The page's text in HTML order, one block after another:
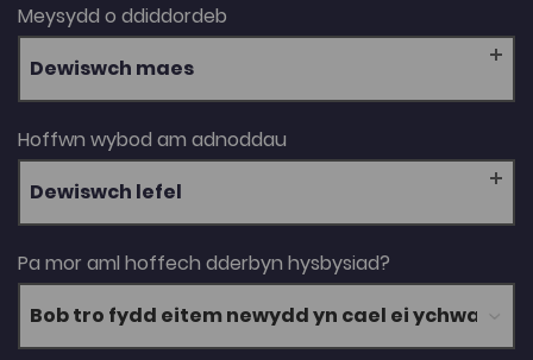
Meysydd o ddiddordeb
Dewiswch maes
Hoffwn wybod am adnoddau
Dewiswch lefel
Pa mor aml hoffech dderbyn hysbysiad?